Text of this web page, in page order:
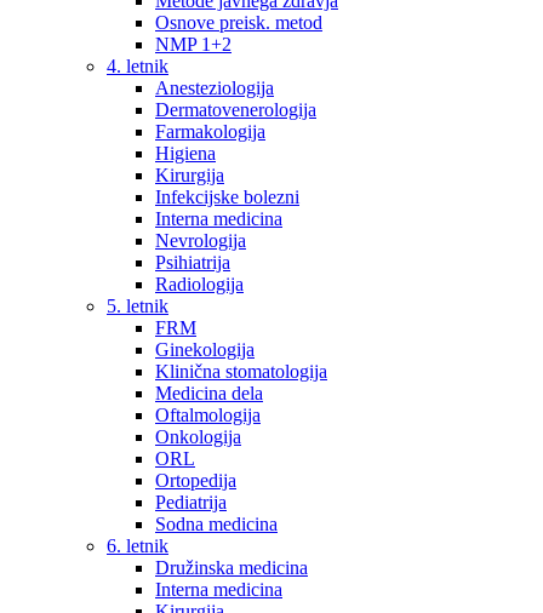
Osnove preisk. metod
NMP 1+2
4. letnik
Anesteziologija
Dermatovenerologija
Farmakologija
Higiena
Kirurgija
Infekcijske bolezni
Interna medicina
Nevrologija
Psihiatrija
Radiologija
5. letnik
FRM
Ginekologija
Klinična stomatologija
Medicina dela
Oftalmologija
Onkologija
ORL
Ortopedija
Pediatrija
Sodna medicina
6. letnik
Družinska medicina
Interna medicina